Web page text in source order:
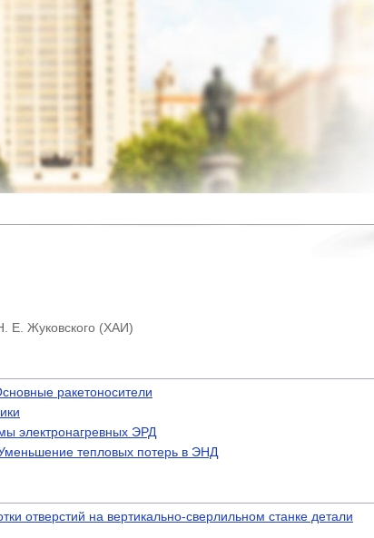
Е. Жуковского (ХАИ)
ракетоносители
электронагревных ЭРД
тепловых потерь в ЭНД
отверстий на вертикально-сверлильном станке детали